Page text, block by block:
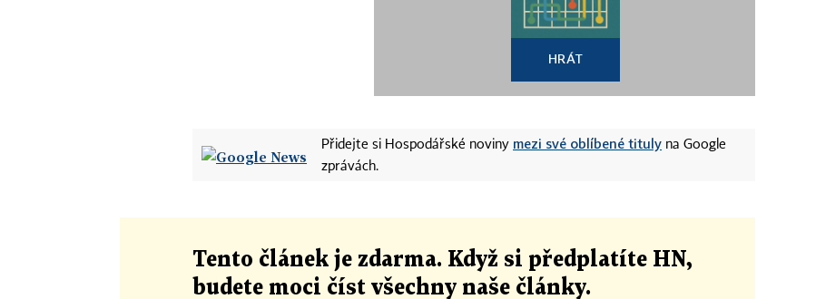
HRÁT
Přidejte si Hospodářské noviny mezi své oblíbené tituly na Google
zprávách.
Tento článek je zdarma. Když si předplatíte HN,
budete moci číst všechny naše články.